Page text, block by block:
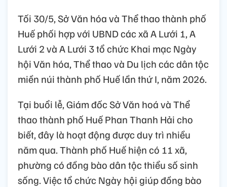
Tối 30/5, Sở Văn hóa và Thể thao thành phố
Huế phối hợp với UBND các xã A Lưới 1, A
Lưới 2 và A Lưới 3 tổ chức Khai mạc Ngày
hội Văn hóa, Thể thao và Du lịch các dân tộc
miền núi thành phố Huế lần thứ I, năm 2026.
Tại buổi lễ, Giám đốc Sở Văn hoá và Thể
thao thành phố Huế Phan Thanh Hải cho
biết, đây là hoạt động được duy trì nhiều
năm qua. Thành phố Huế hiện có 11 xã,
phường có đồng bào dân tộc thiểu số sinh
sống. Việc tổ chức Ngày hội giúp đồng bào